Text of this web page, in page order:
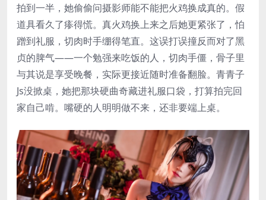
拍到一半，她偷偷问摄影师能不能把火鸡换成真的。假
道具看久了瘆得慌。真火鸡换上来之后她更紧张了，怕
蹭到礼服，切肉时手绷得笔直。这误打误撞反而对了黑
贞的脾气——一个勉强来吃饭的人，切肉手僵，骨子里
与其说是享受晚餐，实际更接近随时准备翻脸。青青子
Js没掀桌，她把那块硬曲奇藏进礼服口袋，打算拍完回
家自己啃。嘴硬的人明明做不来，还非要端上桌。